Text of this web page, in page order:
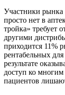
Участники рынка
просто нет в
тройка» требует
другими
приходится 11%
рентабельных
результате
доступ ко
пациентов